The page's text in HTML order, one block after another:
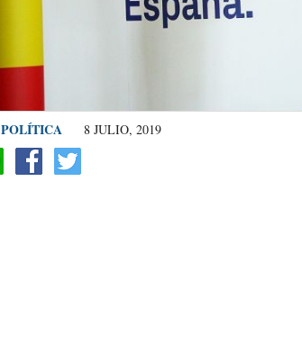
POLÍTICA 8 JULIO, 2019